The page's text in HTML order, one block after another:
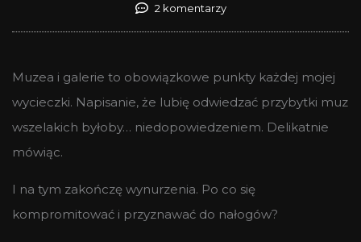
2 komentarzy
Muzea i galerie to obowiązkowe punkty każdej mojej
wycieczki. Napisanie, że lubię odwiedzać przybytki muz
wszelakich byłoby… niedopowiedzeniem. Delikatnie
mówiąc.
I na tym zakończę wynurzenia. Po co się
kompromitować i przyznawać do nałogów?